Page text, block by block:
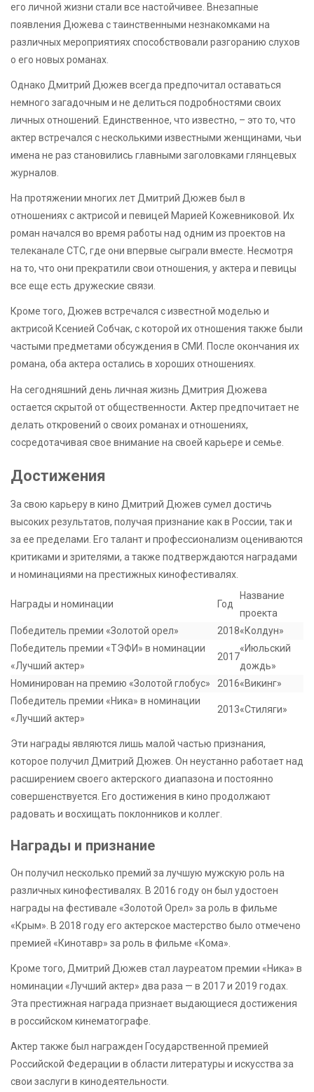
его личной жизни стали все настойчивее. Внезапные
появления Дюжева с таинственными незнакомками на
различных мероприятиях способствовали разгоранию слухов
о его новых романах.
Однако Дмитрий Дюжев всегда предпочитал оставаться
немного загадочным и не делиться подробностями своих
личных отношений. Единственное, что известно, – это то, что
актер встречался с несколькими известными женщинами, чьи
имена не раз становились главными заголовками глянцевых
журналов.
На протяжении многих лет Дмитрий Дюжев был в
отношениях с актрисой и певицей Марией Кожевниковой. Их
роман начался во время работы над одним из проектов на
телеканале СТС, где они впервые сыграли вместе. Несмотря
на то, что они прекратили свои отношения, у актера и певицы
все еще есть дружеские связи.
Кроме того, Дюжев встречался с известной моделью и
актрисой Ксенией Собчак, с которой их отношения также были
частыми предметами обсуждения в СМИ. После окончания их
романа, оба актера остались в хороших отношениях.
На сегодняшний день личная жизнь Дмитрия Дюжева
остается скрытой от общественности. Актер предпочитает не
делать откровений о своих романах и отношениях,
сосредотачивая свое внимание на своей карьере и семье.
Достижения
За свою карьеру в кино Дмитрий Дюжев сумел достичь
высоких результатов, получая признание как в России, так и
за ее пределами. Его талант и профессионализм оцениваются
критиками и зрителями, а также подтверждаются наградами
и номинациями на престижных кинофестивалях.
Награды и номинации Год
Название
проекта
Победитель премии «Золотой орел»
2018«Колдун»
Победитель премии «ТЭФИ» в номинации
«Лучший актер»
2017
«Июльский
дождь»
Номинирован на премию «Золотой глобус»
2016«Викинг»
Победитель премии «Ника» в номинации
«Лучший актер»
2013«Стиляги»
Эти награды являются лишь малой частью признания,
которое получил Дмитрий Дюжев. Он неустанно работает над
расширением своего актерского диапазона и постоянно
совершенствуется. Его достижения в кино продолжают
радовать и восхищать поклонников и коллег.
Награды и признание
Он получил несколько премий за лучшую мужскую роль на
различных кинофестивалях. В 2016 году он был удостоен
награды на фестивале «Золотой Орел» за роль в фильме
«Крым». В 2018 году его актерское мастерство было отмечено
премией «Кинотавр» за роль в фильме «Кома».
Кроме того, Дмитрий Дюжев стал лауреатом премии «Ника» в
номинации «Лучший актер» два раза — в 2017 и 2019 годах.
Эта престижная награда признает выдающиеся достижения
в российском кинематографе.
Актер также был награжден Государственной премией
Российской Федерации в области литературы и искусства за
свои заслуги в кинодеятельности.